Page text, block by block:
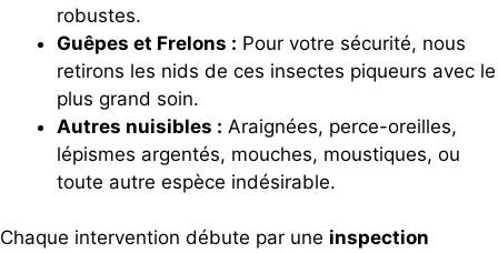
robustes.
Guêpes et Frelons : Pour votre sécurité, nous
retirons les nids de ces insectes piqueurs avec le
plus grand soin.
Autres nuisibles : Araignées, perce-oreilles,
lépismes argentés, mouches, moustiques, ou
toute autre espèce indésirable.
Chaque intervention débute par une inspection